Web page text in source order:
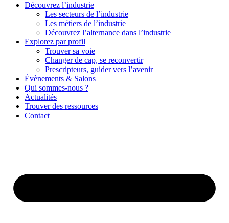
Découvrez l’industrie
Les secteurs de l’industrie
Les métiers de l’industrie
Découvrez l’alternance dans l’industrie
Explorez par profil
Trouver sa voie
Changer de cap, se reconvertir
Prescripteurs, guider vers l’avenir
Évènements & Salons
Qui sommes-nous ?
Actualités
Trouver des ressources
Contact